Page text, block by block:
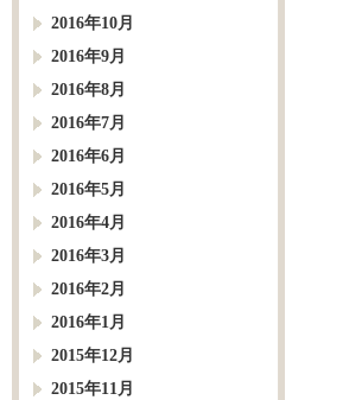
2016年10月
2016年9月
2016年8月
2016年7月
2016年6月
2016年5月
2016年4月
2016年3月
2016年2月
2016年1月
2015年12月
2015年11月